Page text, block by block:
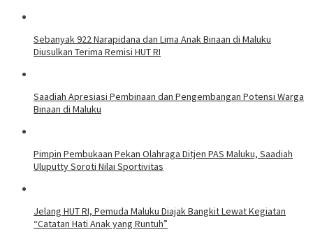
Sebanyak 922 Narapidana dan Lima Anak Binaan di Maluku
Diusulkan Terima Remisi HUT RI
Saadiah Apresiasi Pembinaan dan Pengembangan Potensi Warga
Binaan di Maluku
Pimpin Pembukaan Pekan Olahraga Ditjen PAS Maluku, Saadiah
Uluputty Soroti Nilai Sportivitas
Jelang HUT RI, Pemuda Maluku Diajak Bangkit Lewat Kegiatan
“Catatan Hati Anak yang Runtuh”